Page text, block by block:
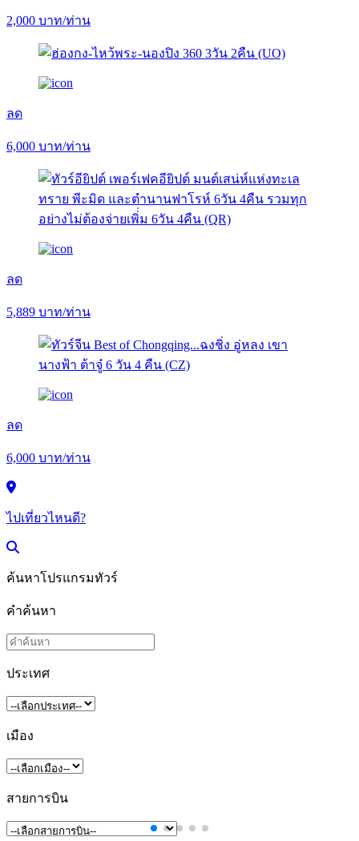
2,000 บาท/ท่าน
ลด
6,000 บาท/ท่าน
ลด
5,889 บาท/ท่าน
ลด
6,000 บาท/ท่าน
ไปเที่ยวไหนดี?
ค้นหาโปรแกรมทัวร์
คำค้นหา
ประเทศ
เมือง
สายการบิน